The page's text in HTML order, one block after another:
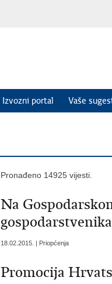
Izvozni portal Vaše
Pronađeno 14925 vijesti.
Na
gospodarstvenika
18.02.2015. | Priopćenja
Promocija